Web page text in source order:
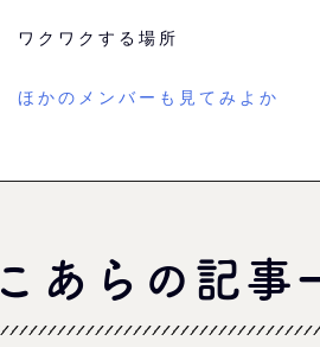
ワクワクする場所
ほかのメンバーも見てみよ
こあらの記事